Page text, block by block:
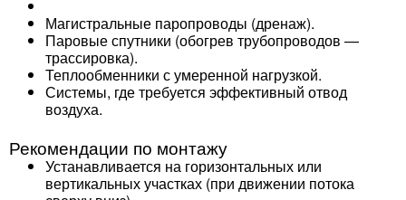
Магистральные паропроводы (дренаж).
Паровые спутники (обогрев трубопроводов —
трассировка).
Теплообменники с умеренной нагрузкой.
Системы, где требуется эффективный отвод
воздуха.
Рекомендации по монтажу
Устанавливается на горизонтальных или
вертикальных участках (при движении потока